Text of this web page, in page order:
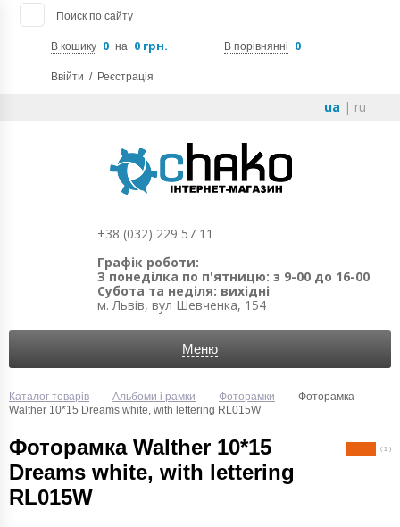
Поиск по сайту
В кошику 0 на 0 грн. В порівнянні 0
Ввійти / Реєстрація
ua | ru
+38 (032) 229 57 11
Графік роботи:
З понеділка по п'ятницю: з 9-00 до 16-00
Субота та неділя: вихідні
м. Львів, вул Шевченка, 154
Меню
Каталог товарів Альбоми і рамки Фоторамки
Фоторамка
Walther 10*15 Dreams white, with lettering RL015W
Фоторамка Walther 10*15
Dreams white, with lettering
RL015W
( 1 )